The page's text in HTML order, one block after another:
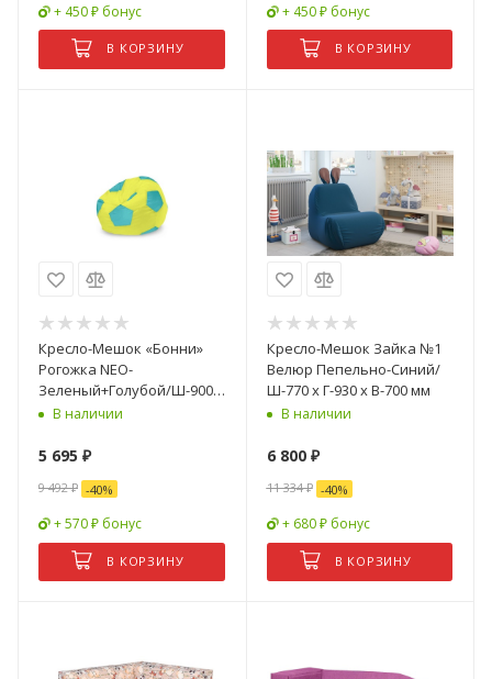
+ 450 ₽ бонус
В КОРЗИНУ
+ 450 ₽ бонус
В КОРЗИНУ
Кресло-Мешок «Бонни»
Рогожка NEO-
Зеленый+Голубой/Ш-900 x
Г-900 х В-900 мм
В наличии
5 695 ₽
9 492₽ -40%
+ 570 ₽ бонус
В КОРЗИНУ
Кресло-Мешок Зайка №1
Велюр Пепельно-Синий/
Ш-770 x Г-930 х В-700 мм
В наличии
6 800₽
11 334₽ -40%
+ 680 ₽ бонус
В КОРЗИНУ